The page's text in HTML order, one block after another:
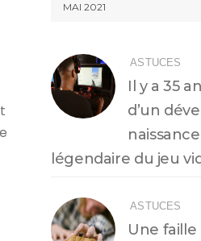
MAI 2021
ASTUCES
Il y a 35
d’un
légendaire du jeu
ASTUCES
Une